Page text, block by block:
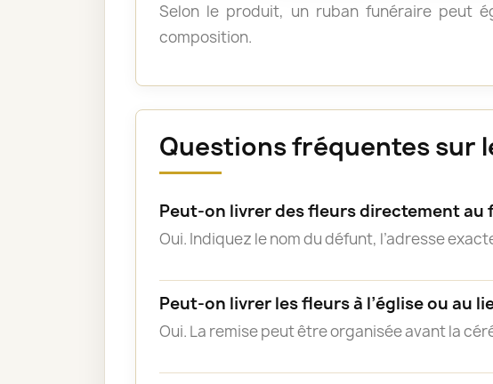
Selon le produit, un ruban funéraire peut
composition.
Questions fréquentes sur
Peut-on livrer des fleurs directement au
Oui. Indiquez le nom du défunt, l’adresse
Peut-on livrer les fleurs à l’église ou au
Oui. La remise peut être organisée avant la